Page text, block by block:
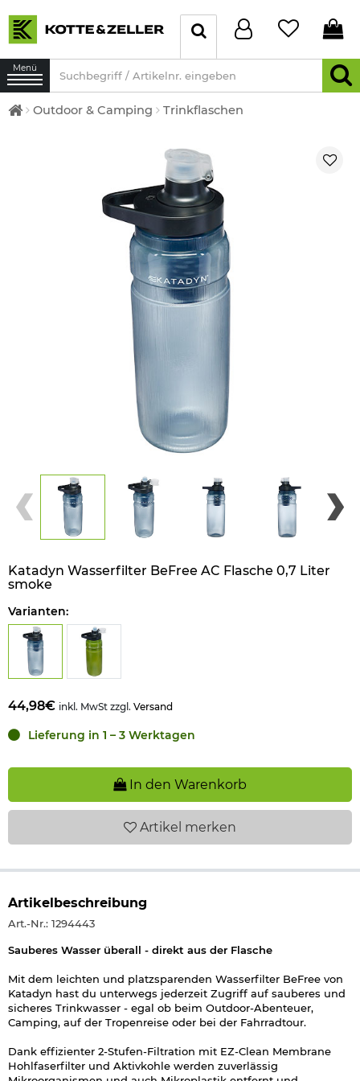
Menü
Outdoor & Camping Trinkflaschen
Katadyn Wasserfilter BeFree AC Flasche 0,7 Liter
smoke
Varianten:
44,98€ inkl. MwSt zzgl. Versand
Lieferung in 1 – 3 Werktagen
In den Warenkorb
Artikel merken
Artikelbeschreibung
Art.-Nr.: 1294443
Sauberes Wasser überall - direkt aus der Flasche
Mit dem leichten und platzsparenden Wasserfilter BeFree von
Katadyn hast du unterwegs jederzeit Zugriff auf sauberes und
sicheres Trinkwasser - egal ob beim Outdoor-Abenteuer,
Camping, auf der Tropenreise oder bei der Fahrradtour.
Dank effizienter 2-Stufen-Filtration mit EZ-Clean Membrane
Hohlfaserfilter und Aktivkohle werden zuverlässig